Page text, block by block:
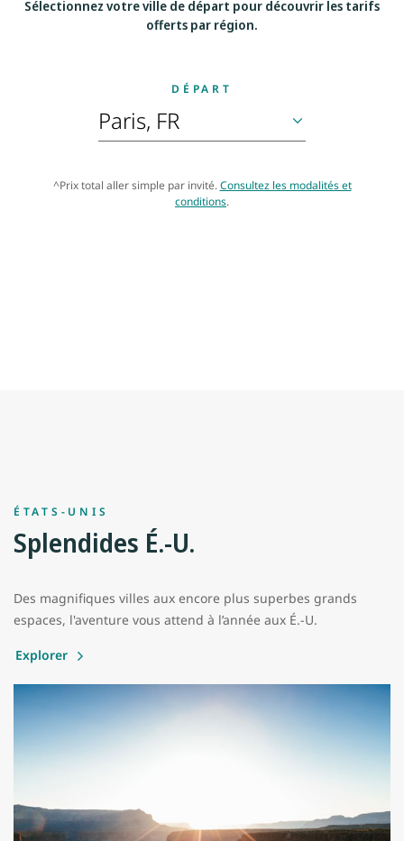
Sélectionnez votre ville de départ pour découvrir les tarifs
offerts par région.
DÉPART
^Prix total aller simple par invité.Consultez les modalités et
conditions.
ÉTATS-UNIS
Splendides É.-U.
Des magnifiques villes aux encore plus superbes grands
espaces, l'aventure vous attend à l’année aux É.-U.
Explorer